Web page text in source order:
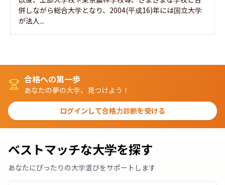
併しながら総合大学となり、2004(平成16)年には国立大学
が法人...
合格への第一歩
あなたの夢の大学、見つけよう！
ログインして合格力診断を受ける
ベストマッチな大学を探す
あなたにぴったりの大学選びをサポートします